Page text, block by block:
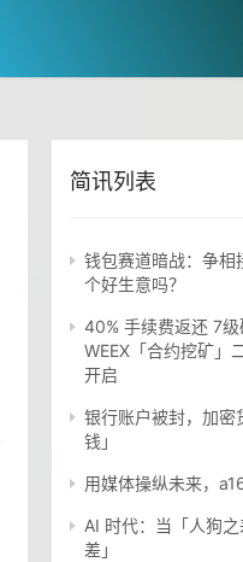
简讯列表
钱包赛道暗战：争
个好生意吗？
40% 手续费返还 7级
WEEX「合约挖矿」
开启
银行账户被封，加密
钱」
用媒体操纵未来，
AI 时代：当「人狗
差」